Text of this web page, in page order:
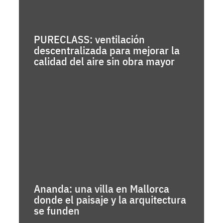
PURECLASS: ventilación
descentralizada para mejorar la
calidad del aire sin obra mayor
Ananda: una villa en Mallorca
donde el paisaje y la arquitectura
se funden